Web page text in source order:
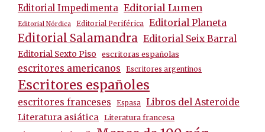
Editorial Impedimenta Editorial Lumen
Editorial Nórdica Editorial Periférica Editorial Planeta
Editorial Salamandra Editorial Seix Barral
Editorial Sexto Piso escritoras españolas
escritores americanos Escritores argentinos
Escritores españoles
escritores franceses Espasa Libros del Asteroide
Literatura asiática Literatura francesa